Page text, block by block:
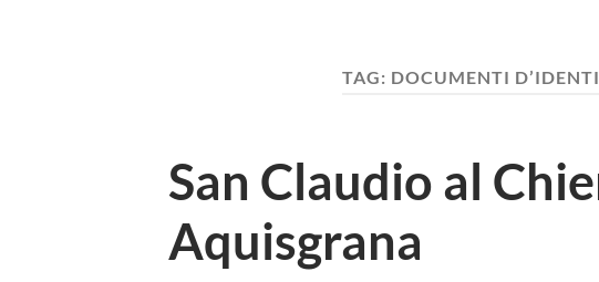
TAG: DOCUMENTI
San Claudio al
Aquisgrana